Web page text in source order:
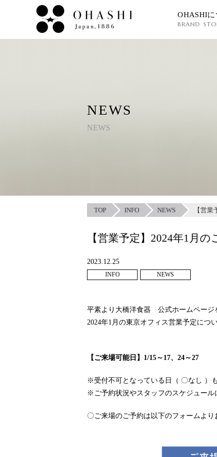
OHASHIに
BRAND
NEWS
NEWS
TOP INFO NEWS 【営
【営業予定】2024年1月
2023.12.25
INFO NEWS
平素より大橋洋食器 公式ホームページ
2024年1月の東京オフィス営業予定につ
【ご来場可能日】1/15～17、24～27
※受付不可となっている日（ 〇なし ）
※ご予約状況やスタッフのスケジュール
〇ご来場のご予約は以下のフォームより